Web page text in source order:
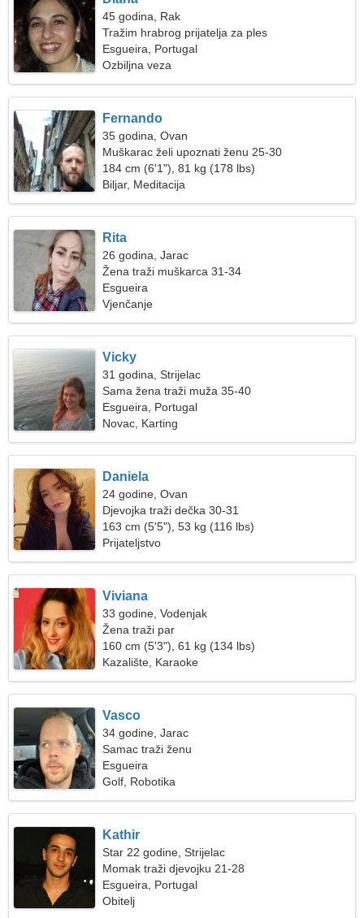
45 godina, Rak
Tražim hrabrog prijatelja za ples
Esgueira, Portugal
Ozbiljna veza
Fernando
35 godina, Ovan
Muškarac želi upoznati ženu 25-30
184 cm (6'1"), 81 kg (178 lbs)
Biljar, Meditacija
Rita
26 godina, Jarac
Žena traži muškarca 31-34
Esgueira
Vjenčanje
Vicky
31 godina, Strijelac
Sama žena traži muža 35-40
Esgueira, Portugal
Novac, Karting
Daniela
24 godine, Ovan
Djevojka traži dečka 30-31
163 cm (5'5"), 53 kg (116 lbs)
Prijateljstvo
Viviana
33 godine, Vodenjak
Žena traži par
160 cm (5'3"), 61 kg (134 lbs)
Kazalište, Karaoke
Vasco
34 godine, Jarac
Samac traži ženu
Esgueira
Golf, Robotika
Kathir
Star 22 godine, Strijelac
Momak traži djevojku 21-28
Esgueira, Portugal
Obitelj